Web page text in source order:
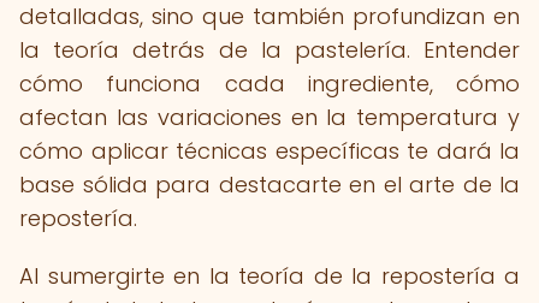
detalladas, sino que también profundizan en
la teoría detrás de la pastelería. Entender
cómo funciona cada ingrediente, cómo
afectan las variaciones en la temperatura y
cómo aplicar técnicas específicas te dará la
base sólida para destacarte en el arte de la
repostería.
Al sumergirte en la teoría de la repostería a